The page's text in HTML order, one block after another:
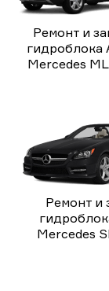
Ремонт и
Mercedes
Ремонт и
Mercedes